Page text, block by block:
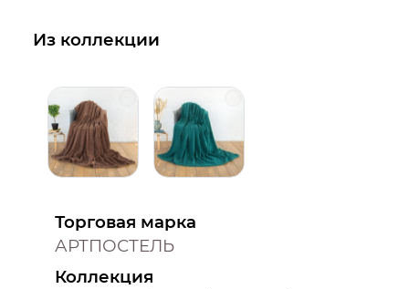
Из коллекции
Торговая марка
АРТПОСТЕЛЬ
Коллекция